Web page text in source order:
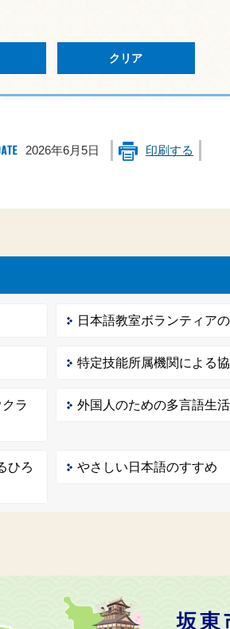
2026年6月5日 印刷する
日本語教室ボランティア
特定技能所属機関による
ラ
外国人のための多言語生
ひろ
やさしい日本語のすすめ